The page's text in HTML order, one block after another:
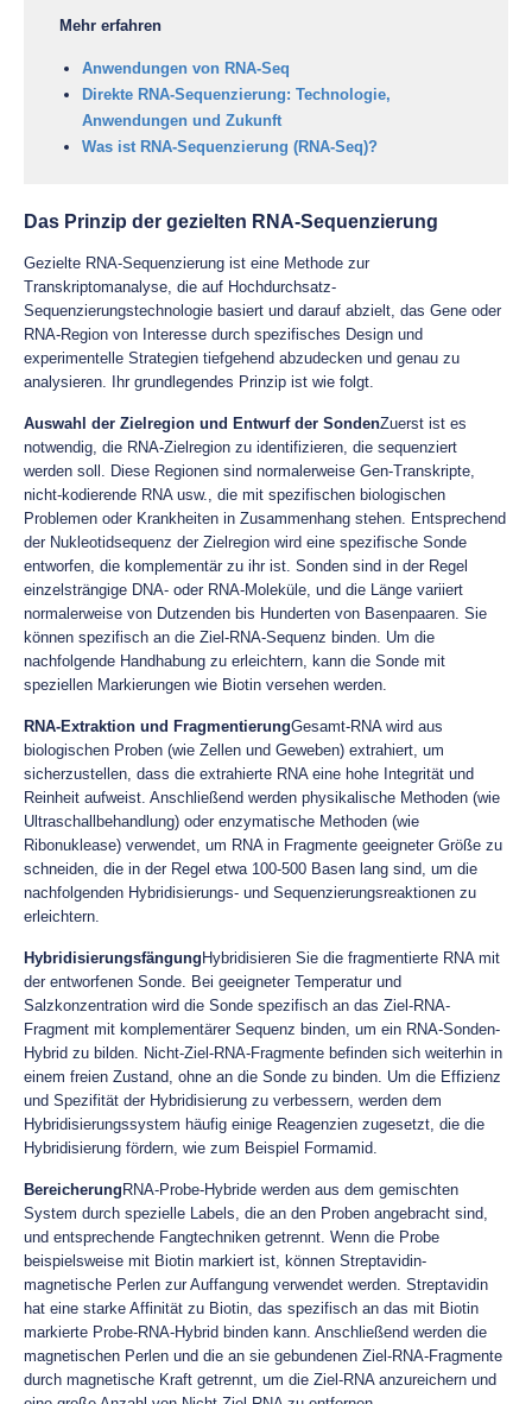
Mehr erfahren
Anwendungen von RNA-Seq
Direkte RNA-Sequenzierung: Technologie,
Anwendungen und Zukunft
Was ist RNA-Sequenzierung (RNA-Seq)?
Das Prinzip der gezielten RNA-Sequenzierung
Gezielte RNA-Sequenzierung ist eine Methode zur
Transkriptomanalyse, die auf Hochdurchsatz-
Sequenzierungstechnologie basiert und darauf abzielt, das Gene oder
RNA-Region von Interesse durch spezifisches Design und
experimentelle Strategien tiefgehend abzudecken und genau zu
analysieren. Ihr grundlegendes Prinzip ist wie folgt.
Auswahl der Zielregion und Entwurf der SondenZuerst ist es
notwendig, die RNA-Zielregion zu identifizieren, die sequenziert
werden soll. Diese Regionen sind normalerweise Gen-Transkripte,
nicht-kodierende RNA usw., die mit spezifischen biologischen
Problemen oder Krankheiten in Zusammenhang stehen. Entsprechend
der Nukleotidsequenz der Zielregion wird eine spezifische Sonde
entworfen, die komplementär zu ihr ist. Sonden sind in der Regel
einzelsträngige DNA- oder RNA-Moleküle, und die Länge variiert
normalerweise von Dutzenden bis Hunderten von Basenpaaren. Sie
können spezifisch an die Ziel-RNA-Sequenz binden. Um die
nachfolgende Handhabung zu erleichtern, kann die Sonde mit
speziellen Markierungen wie Biotin versehen werden.
RNA-Extraktion und FragmentierungGesamt-RNA wird aus
biologischen Proben (wie Zellen und Geweben) extrahiert, um
sicherzustellen, dass die extrahierte RNA eine hohe Integrität und
Reinheit aufweist. Anschließend werden physikalische Methoden (wie
Ultraschallbehandlung) oder enzymatische Methoden (wie
Ribonuklease) verwendet, um RNA in Fragmente geeigneter Größe zu
schneiden, die in der Regel etwa 100-500 Basen lang sind, um die
nachfolgenden Hybridisierungs- und Sequenzierungsreaktionen zu
erleichtern.
Hybridisierungsfängung Hybridisieren Sie die fragmentierte RNA mit
der entworfenen Sonde. Bei geeigneter Temperatur und
Salzkonzentration wird die Sonde spezifisch an das Ziel-RNA-
Fragment mit komplementärer Sequenz binden, um ein RNA-Sonden-
Hybrid zu bilden. Nicht-Ziel-RNA-Fragmente befinden sich weiterhin in
einem freien Zustand, ohne an die Sonde zu binden. Um die Effizienz
und Spezifität der Hybridisierung zu verbessern, werden dem
Hybridisierungssystem häufig einige Reagenzien zugesetzt, die die
Hybridisierung fördern, wie zum Beispiel Formamid.
Bereicherung RNA-Probe-Hybride werden aus dem gemischten
System durch spezielle Labels, die an den Proben angebracht sind,
und entsprechende Fangtechniken getrennt. Wenn die Probe
beispielsweise mit Biotin markiert ist, können Streptavidin-
magnetische Perlen zur Auffangung verwendet werden. Streptavidin
hat eine starke Affinität zu Biotin, das spezifisch an das mit Biotin
markierte Probe-RNA-Hybrid binden kann. Anschließend werden die
magnetischen Perlen und die an sie gebundenen Ziel-RNA-Fragmente
durch magnetische Kraft getrennt, um die Ziel-RNA anzureichern und